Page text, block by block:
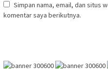
Simpan nama, email, dan situs
komentar saya berikutnya.